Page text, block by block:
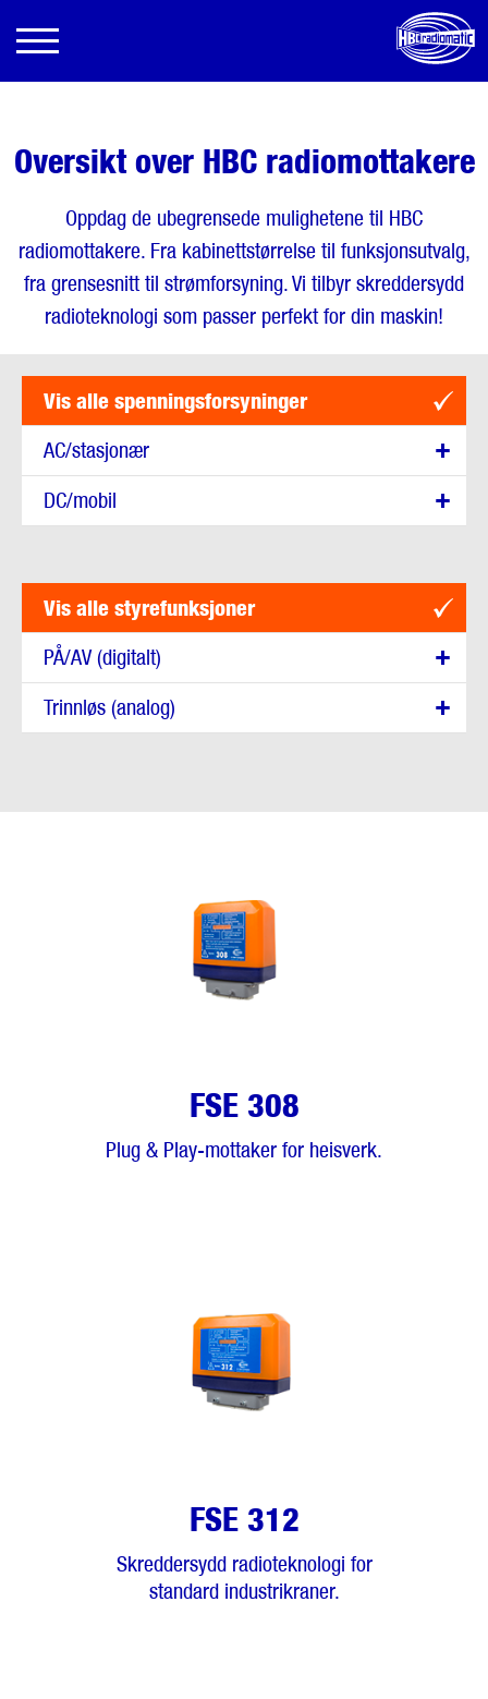
Oversikt over HBC radiomottakere
Oppdag de ubegrensede mulighetene til HBC
radiomottakere. Fra kabinettstørrelse til funksjonsutvalg,
fra grensesnitt til strømforsyning. Vi tilbyr skreddersydd
radioteknologi som passer perfekt for din maskin!
Vis alle spenningsforsyninger
AC/stasjonær
DC/mobil
Vis alle styrefunksjoner
PÅ/AV (digitalt)
Trinnløs (analog)
FSE 308
Plug & Play-mottaker for heisverk.
FSE 312
Skreddersydd radioteknologi for
standard industrikraner.